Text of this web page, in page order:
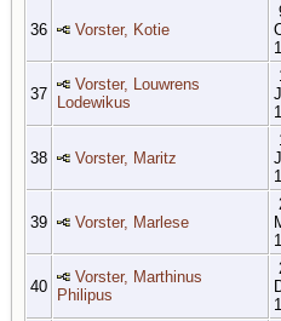
36 Vorster, Kotie
37
Vorster, Louwrens
Lodewikus
38 Vorster, Maritz
39 Vorster, Marlese
40
Vorster, Marthinus
Philipus